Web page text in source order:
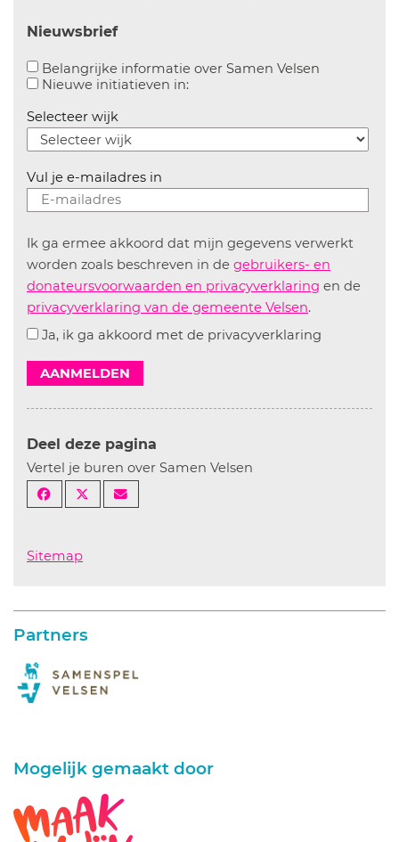
Nieuwsbrief
Belangrijke informatie over Samen Velsen
Nieuwe initiatieven in:Aanvinken om informatie over
Selecteer wijk
Vul je e-mailadres in
Ik ga ermee akkoord dat mijn gegevens verwerkt
worden zoals beschreven in de gebruikers- en
donateursvoorwaarden en privacyverklaring en de
privacyverklaring van de gemeente Velsen.
Ja, ik ga akkoord met de privacyverklaring
AANMELDEN
Deel deze pagina
Vertel je buren over Samen Velsen
Sitemap
Partners
Mogelijk gemaakt door